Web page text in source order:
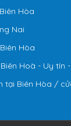
Hòa
Nai
Hòa
Hoà - Uy tín
tại Biên Hòa /